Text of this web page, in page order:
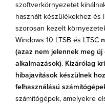
szoftverkörnyezetet
használt készülékekhez és
szorosan kezelt
Windows 10 LTSB és LTSC
(azaz nem jelennek meg
alkalmazások). Kizárólag
hibajavítások készülnek
felhasználású
számítógépek, amelyekre